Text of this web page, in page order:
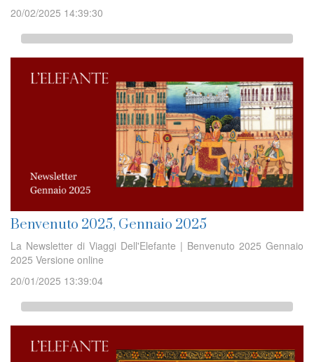
20/02/2025 14:39:30
Benvenuto 2025, Gennaio 2025
La Newsletter di Viaggi Dell'Elefante | Benvenuto 2025 Gennaio
2025 Versione online
20/01/2025 13:39:04